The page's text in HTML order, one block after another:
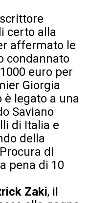
certo alla
affermato le
condannato
euro per
Giorgia
legato a una
Saviano
di Italia e
della
di
pena di 10
Zaki, il